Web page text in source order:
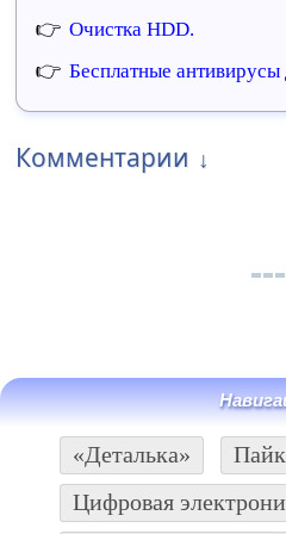
Очистка HDD.
Бесплатные
Комментарии
«Деталька»
Цифровая